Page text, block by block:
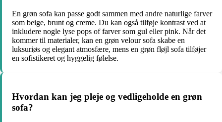
En grøn sofa kan passe godt sammen med andre naturlige farver
som beige, brunt og creme. Du kan også tilføje kontrast ved at
inkludere nogle lyse pops of farver som gul eller pink. Når det
kommer til materialer, kan en grøn velour sofa skabe en
luksuriøs og elegant atmosfære, mens en grøn fløjl sofa tilføjer
en sofistikeret og hyggelig følelse.
Hvordan kan jeg pleje og vedligeholde en grøn
sofa?